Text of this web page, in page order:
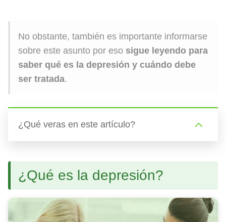
No obstante, también es importante informarse
sobre este asunto por eso sigue leyendo para
saber qué es la depresión y cuándo debe
ser tratada.
¿Qué veras en este artículo?
¿Qué es la depresión?